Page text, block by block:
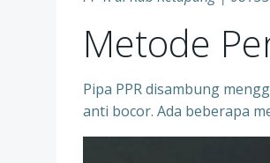
Metode
Pipa PPR disambung
anti bocor. Ada beberapa